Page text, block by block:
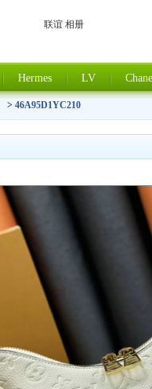
联谊 相册
Hermes LV
> 46A95D1YC210